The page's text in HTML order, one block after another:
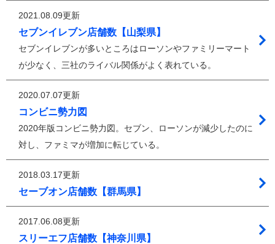
2021.08.09更新
セブンイレブン店舗数【山梨県】
セブンイレブンが多いところはローソンやファミリーマート
が少なく、三社のライバル関係がよく表れている。
2020.07.07更新
コンビニ勢力図
2020年版コンビニ勢力図。セブン、ローソンが減少したのに
対し、ファミマが増加に転じている。
2018.03.17更新
セーブオン店舗数【群馬県】
2017.06.08更新
スリーエフ店舗数【神奈川県】